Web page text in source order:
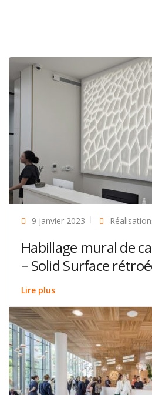
9 janvier 2023
Habillage mural de
– Solid Surface
Lire plus